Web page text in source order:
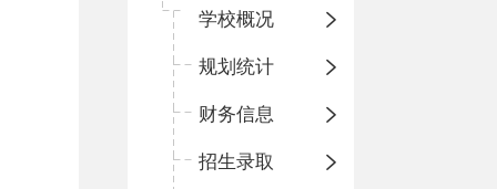
学校概况
规划统计
财务信息
招生录取